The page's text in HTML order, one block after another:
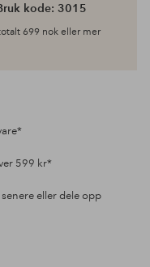
kode: 3015
699 nok eller mer
599 kr*
senere eller dele opp